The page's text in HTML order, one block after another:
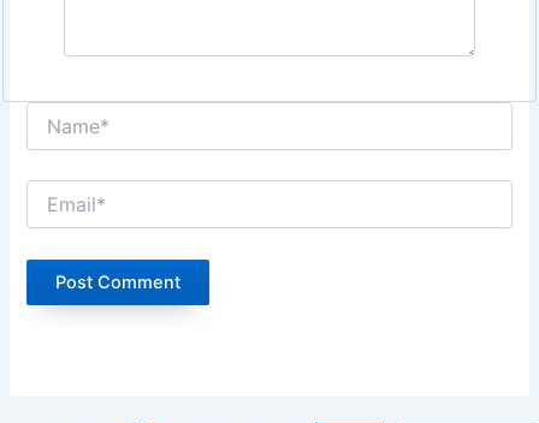
Name*
Email*